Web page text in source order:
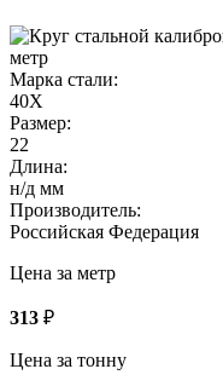
Марка стали:
40Х
Размер:
22
Длина:
н/д мм
Производитель:
Российская Федерация
Цена за метр
313 ₽
Цена за тонну